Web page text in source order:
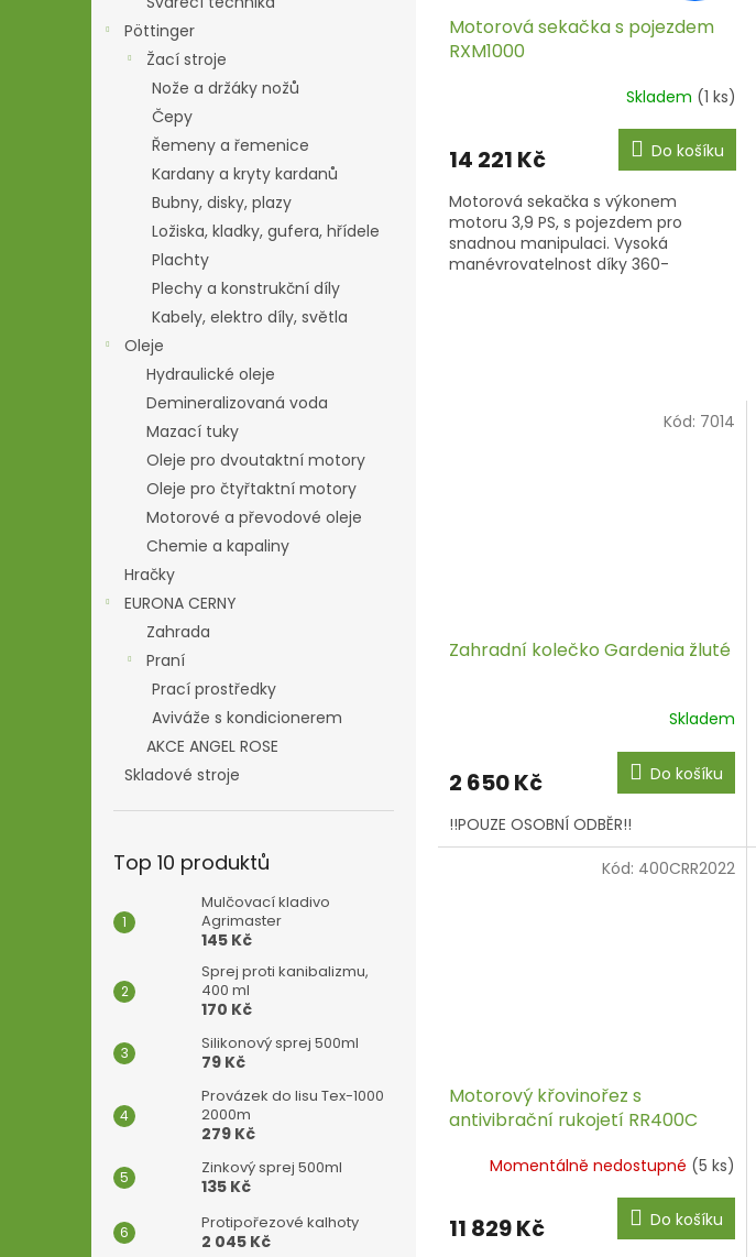
Pöttinger
Žací stroje
Nože a držáky nožů
Čepy
Řemeny a řemenice
Kardany a kryty kardanů
Bubny, disky, plazy
Ložiska, kladky, gufera, hřídele
Plachty
Plechy a konstrukční díly
Kabely, elektro díly, světla
Oleje
Hydraulické oleje
Demineralizovaná voda
Mazací tuky
Oleje pro dvoutaktní motory
Oleje pro čtyřtaktní motory
Motorové a převodové oleje
Chemie a kapaliny
Hračky
EURONA CERNY
Zahrada
Praní
Prací prostředky
Aviváže s kondicionerem
AKCE ANGEL ROSE
Skladové stroje
Top 10 produktů
Mulčovací kladivo
Agrimaster
145 Kč
Sprej proti kanibalizmu,
400 ml
170 Kč
Silikonový sprej 500ml
79 Kč
Provázek do lisu Tex-1000
2000m
279 Kč
Zinkový sprej 500ml
135 Kč
Protipořezové kalhoty
2 045 Kč
Motorová sekačka s pojezdem
RXM1000
Skladem (1 ks)
14 221 Kč Do košíku
Motorová sekačka s výkonem
motoru 3,9 PS, s pojezdem pro
snadnou manipulaci. Vysoká
manévrovatelnost díky 360-
Zahradní kolečko Gardenia žluté
Skladem
2 650 Kč Do košíku
!!POUZE OSOBNÍ ODBĚR!!
Kód: 7014
Motorový křovinořez s
antivibrační rukojetí RR400C
Momentálně nedostupné (5 ks)
11 829 Kč Do košíku
Kód: 400CRR2022